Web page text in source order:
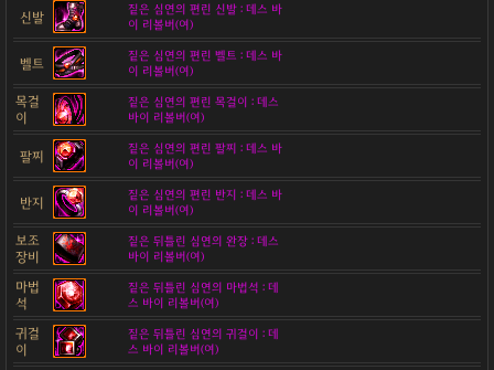
신발
짙은 심연의 편린 신발 : 데스 바
이 리볼버(여)
벨트
짙은 심연의 편린 벨트 : 데스 바
이 리볼버(여)
목걸
이
짙은 심연의 편린 목걸이 : 데스
바이 리볼버(여)
팔찌
짙은 심연의 편린 팔찌 : 데스 바
이 리볼버(여)
반지
짙은 심연의 편린 반지 : 데스 바
이 리볼버(여)
보조
장비
짙은 뒤틀린 심연의 완장 : 데스
바이 리볼버(여)
마법
석
짙은 뒤틀린 심연의 마법석 : 데
스 바이 리볼버(여)
귀걸
이
짙은 뒤틀린 심연의 귀걸이 : 데
스 바이 리볼버(여)